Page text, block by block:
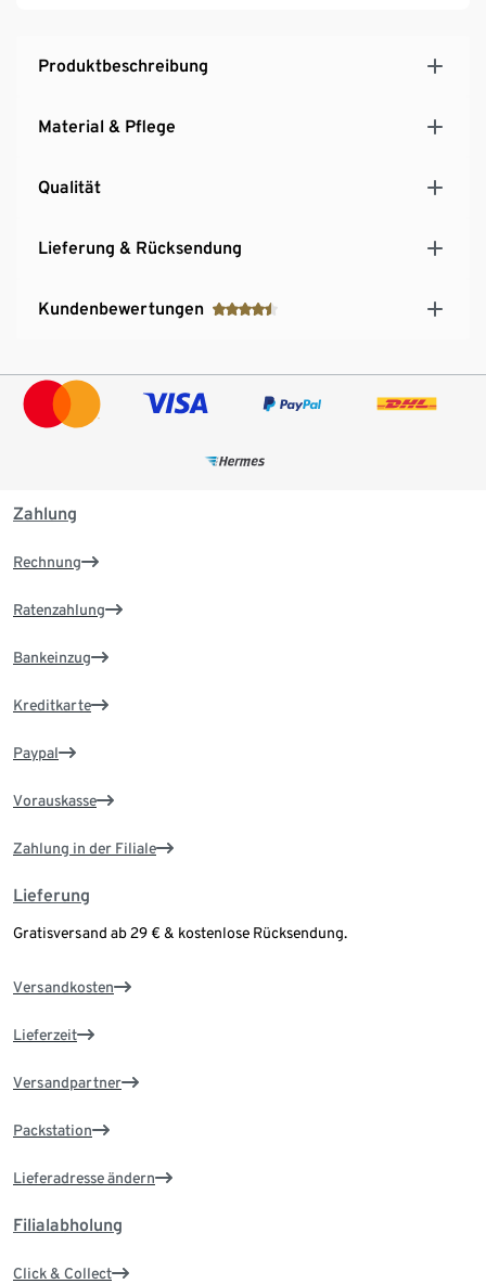
Produktbeschreibung
Material & Pflege
Qualität
Lieferung & Rücksendung
Kundenbewertungen
Zahlung
Rechnung
Ratenzahlung
Bankeinzug
Kreditkarte
Paypal
Vorauskasse
Zahlung in der Filiale
Lieferung
Gratisversand ab 29 € & kostenlose Rücksendung.
Versandkosten
Lieferzeit
Versandpartner
Packstation
Lieferadresse ändern
Filialabholung
Click & Collect